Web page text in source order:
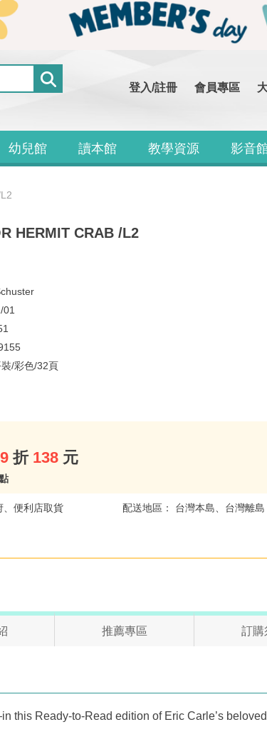
登入/註冊 會員專區
幼兒館 讀本館 教學資源 影音
HERMIT CRAB /L2
01
/彩色/32頁
折 138 元
、便利店取貨 配送地區： 台灣本島、台灣離島
推薦專區 訂購
Ready-to-Read edition of Eric Carle’s beloved